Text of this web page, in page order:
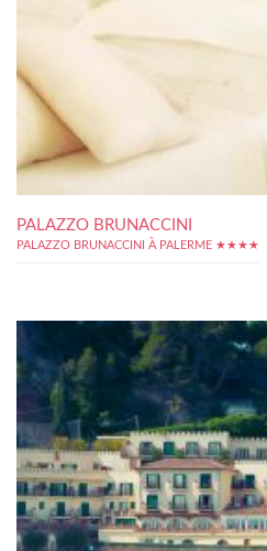
PALAZZO BRUNACCINI
PALAZZO BRUNACCINI À PALERME ★★★★